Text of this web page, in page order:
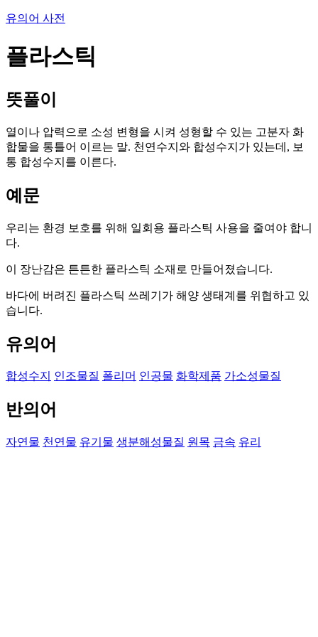
유의어 사전
플라스틱
뜻풀이
열이나 압력으로 소성 변형을 시켜 성형할 수 있는 고분자 화
합물을 통틀어 이르는 말. 천연수지와 합성수지가 있는데, 보
통 합성수지를 이른다.
예문
우리는 환경 보호를 위해 일회용 플라스틱 사용을 줄여야 합니
다.
이 장난감은 튼튼한 플라스틱 소재로 만들어졌습니다.
바다에 버려진 플라스틱 쓰레기가 해양 생태계를 위협하고 있
습니다.
유의어
합성수지 인조물질 폴리머 인공물 화학제품 가소성물질
반의어
자연물 천연물 유기물 생분해성물질 원목 금속 유리